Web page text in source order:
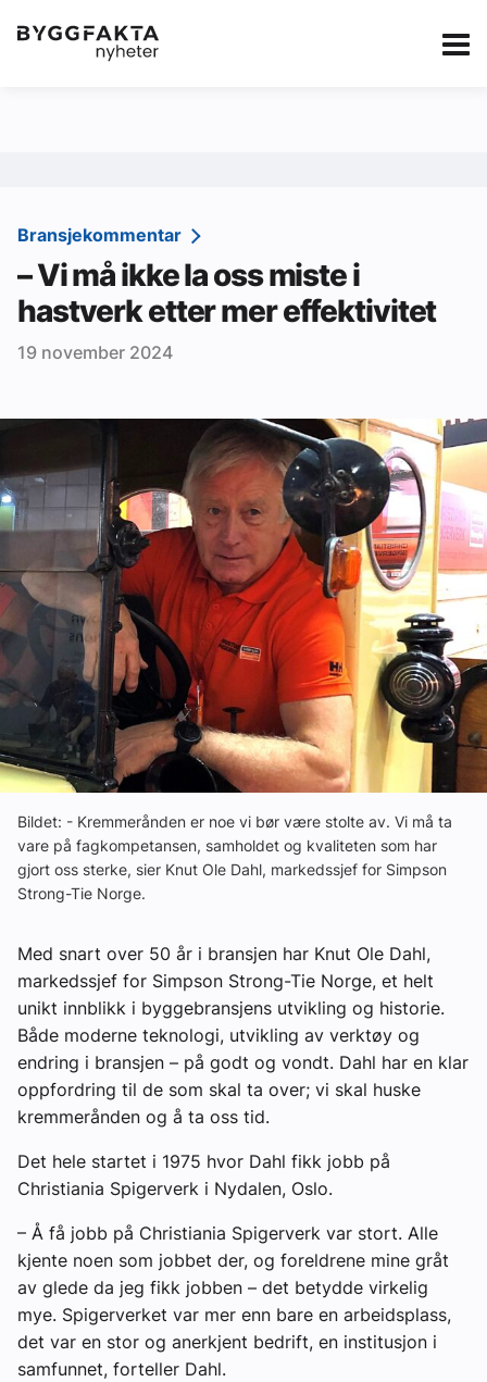
Kategorier Jobbmarkedet Annonsere i
Redaksjonen
Om Byggfakta
Annonsere
Ledige stillinger
eBlad
Aktivitetskalender
Bransjekommentar
Nyheter
Aktuelle prosjekter
Bransjekommentar
– Vi må ikke la oss miste i
hastverk etter mer effektivitet
19 november 2024
Bildet: - Kremmerånden er noe vi bør være stolte av. Vi må ta
vare på fagkompetansen, samholdet og kvaliteten som har
gjort oss sterke, sier Knut Ole Dahl, markedssjef for Simpson
Strong-Tie Norge.
Med snart over 50 år i bransjen har Knut Ole Dahl,
markedssjef for Simpson Strong-Tie Norge, et helt
unikt innblikk i byggebransjens utvikling og historie.
Både moderne teknologi, utvikling av verktøy og
endring i bransjen – på godt og vondt. Dahl har en klar
oppfordring til de som skal ta over; vi skal huske
kremmerånden og å ta oss tid.
Det hele startet i 1975 hvor Dahl fikk jobb på
Christiania Spigerverk i Nydalen, Oslo.
– Å få jobb på Christiania Spigerverk var stort. Alle
kjente noen som jobbet der, og foreldrene mine gråt
av glede da jeg fikk jobben – det betydde virkelig
mye. Spigerverket var mer enn bare en arbeidsplass,
det var en stor og anerkjent bedrift, en institusjon i
samfunnet, forteller Dahl.